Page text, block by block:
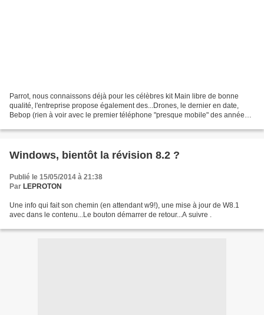
Parrot, nous connaissons déjà pour les célèbres kit Main libre de bonne
qualité, l'entreprise propose également des...Drones, le dernier en date,
Bebop (rien à voir avec le premier téléphone "presque mobile" des années
Windows, bientôt la révision 8.2 ?
Publié le 15/05/2014 à 21:38
Par LEPROTON
Une info qui fait son chemin (en attendant w9!), une mise à jour de W8.1
avec dans le contenu...Le bouton démarrer de retour...A suivre .